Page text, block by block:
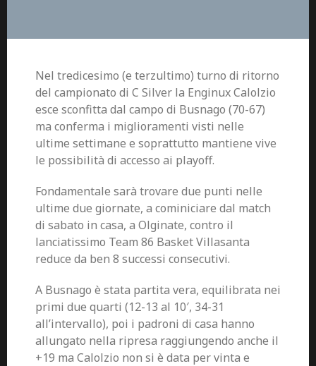
Nel tredicesimo (e terzultimo) turno di ritorno
del campionato di C Silver la Enginux Calolzio
esce sconfitta dal campo di Busnago (70-67)
ma conferma i miglioramenti visti nelle
ultime settimane e soprattutto mantiene vive
le possibilità di accesso ai playoff.
Fondamentale sarà trovare due punti nelle
ultime due giornate, a cominiciare dal match
di sabato in casa, a Olginate, contro il
lanciatissimo Team 86 Basket Villasanta
reduce da ben 8 successi consecutivi.
A Busnago è stata partita vera, equilibrata nei
primi due quarti (12-13 al 10′, 34-31
all’intervallo), poi i padroni di casa hanno
allungato nella ripresa raggiungendo anche il
+19 ma Calolzio non si è data per vinta e